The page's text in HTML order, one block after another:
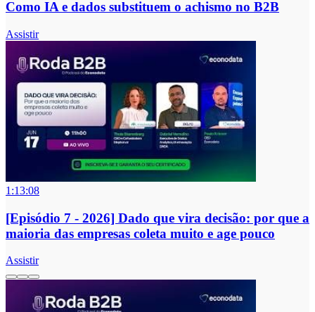
Como IA e dados substituem o achismo no B2B
Assistir
1:13:08
[Episódio 7 - 2026] Dado que vira decisão: por que a
maioria das empresas coleta muito e age pouco
Assistir